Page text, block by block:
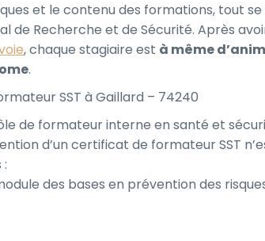
et le contenu des formations, tout
de Recherche et de Sécurité. Après
, chaque stagiaire est à même
.
SST à Gaillard – 74240
de formateur interne en santé et
d’un certificat de formateur SST
des bases en prévention des risques